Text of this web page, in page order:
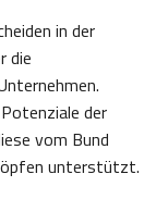
in der
die
der
vom Bund
unterstützt.